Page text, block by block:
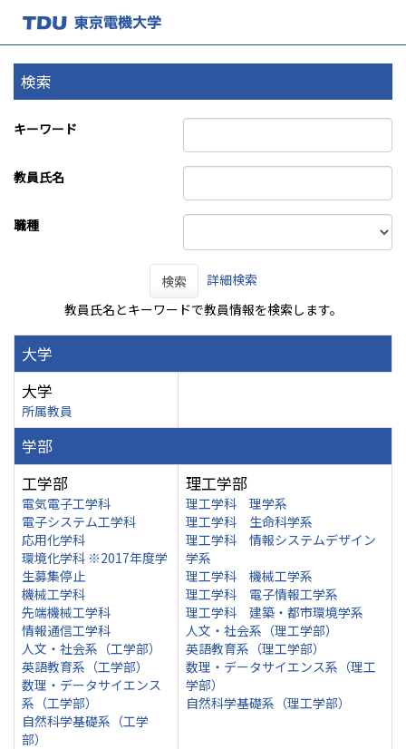
検索
キーワード
教員氏名
職種
検索
詳細検索
教員氏名とキーワードで教員情報を検索します。
大学
大学
所属教員
学部
工学部
電気電子工学科
電子システム工学科
応用化学科
環境化学科 ※2017年度学
生募集停止
機械工学科
先端機械工学科
情報通信工学科
人文・社会系（工学部）
英語教育系（工学部）
数理・データサイエンス
系（工学部）
自然科学基礎系（工学
部）
理工学部
理工学科 理学系
理工学科 生命科学系
理工学科 情報システムデザイン
学系
理工学科 機械工学系
理工学科 電子情報工学系
理工学科 建築・都市環境学系
人文・社会系（理工学部）
英語教育系（理工学部）
数理・データサイエンス系（理工
学部）
自然科学基礎系（理工学部）